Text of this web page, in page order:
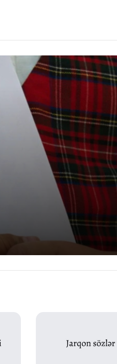
Məişət sözünün mənası
Ana dili haqqinda melumat
Stalaktik sözünün mənası
Sözün leksik mənası
Feilin qrammatik məna növləri
Əvəzliyin məna növləri
Elamet bildiren sozler